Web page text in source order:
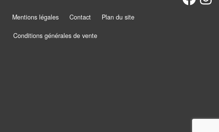
Actualités
Mentions légales Contact Plan du site
Conditions générales de vente